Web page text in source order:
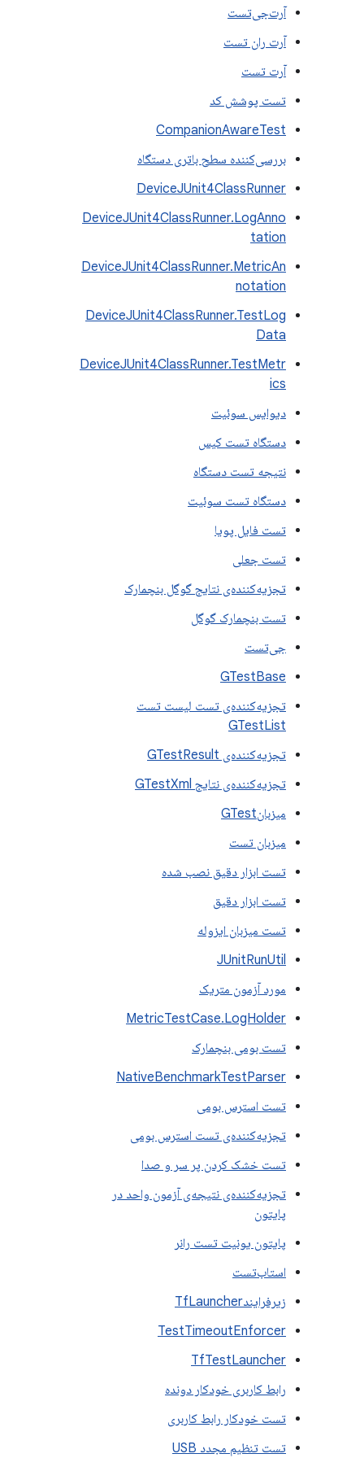
آرت‌جی‌تست
آرت ران تست
آرت تست
تست پوشش کد
CompanionAwareTest
بررسی‌کننده سطح باتری دستگاه
DeviceJUnit4ClassRunner
DeviceJUnit4ClassRunner.LogAnno
tation
DeviceJUnit4ClassRunner.MetricAn
notation
DeviceJUnit4ClassRunner.TestLog
Data
DeviceJUnit4ClassRunner.TestMetr
ics
دیوایس سوئیت
دستگاه تست کیس
نتیجه تست دستگاه
دستگاه تست سوئیت
تست فایل پویا
تست جعلی
تجزیه‌کننده‌ی نتایج گوگل بنچمارک
تست بنچمارک گوگل
جی‌تست
GTestBase
تجزیه‌کننده‌ی تست لیست تست
GTestList
تجزیه‌کننده‌ی GTestResult
تجزیه‌کننده‌ی نتایج GTestXml
میزبانGTest
میزبان تست
تست ابزار دقیق نصب شده
تست ابزار دقیق
تست میزبان ایزوله
JUnitRunUtil
مورد آزمون متریک
MetricTestCase.LogHolder
تست بومی بنچمارک
NativeBenchmarkTestParser
تست استرس بومی
تجزیه‌کننده‌ی تست استرس بومی
تست خشک کردن پر سر و صدا
تجزیه‌کننده‌ی نتیجه‌ی آزمون واحد در
پایتون
پایتون یونیت تست رانر
استاب‌تست
زیرفرایندTfLauncher
TestTimeoutEnforcer
TfTestLauncher
رابط کاربری خودکار دونده
تست خودکار رابط کاربری
تست تنظیم مجدد USB